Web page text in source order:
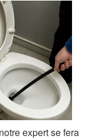
expert se fera